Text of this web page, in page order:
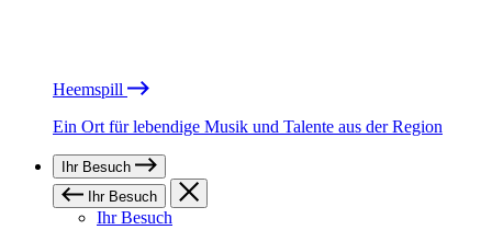
Heemspill
Ein Ort für lebendige Musik und Talente aus der Region
Ihr Besuch
Ihr Besuch
Ihr Besuch